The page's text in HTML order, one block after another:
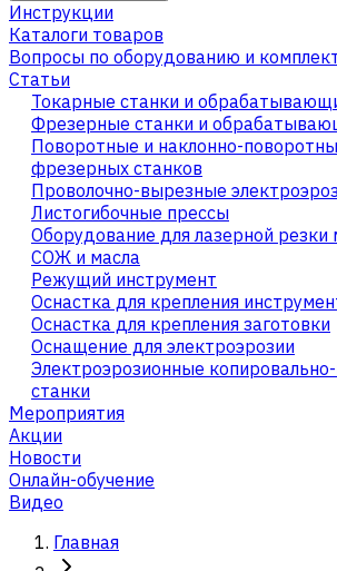
Инструкции
Каталоги товаров
Вопросы по оборудованию и
Статьи
Токарные станки и
Фрезерные станки и
Поворотные и наклонно-
фрезерных станков
Проволочно-вырезные
Листогибочные прессы
Оборудование для лазерной резки
СОЖ и масла
Режущий инструмент
Оснастка для крепления
Оснастка для крепления заготовки
Оснащение для электроэрозии
Электроэрозионные
станки
Мероприятия
Акции
Новости
Онлайн-обучение
Видео
Главная